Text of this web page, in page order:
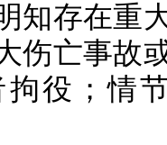
知存在重
伤亡事故
役；情